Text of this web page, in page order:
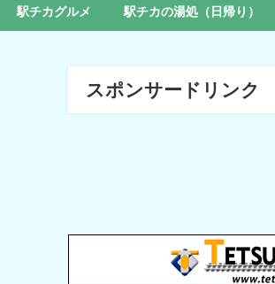
駅チカグルメ 駅チカの湯処（日帰り）
スポンサードリンク